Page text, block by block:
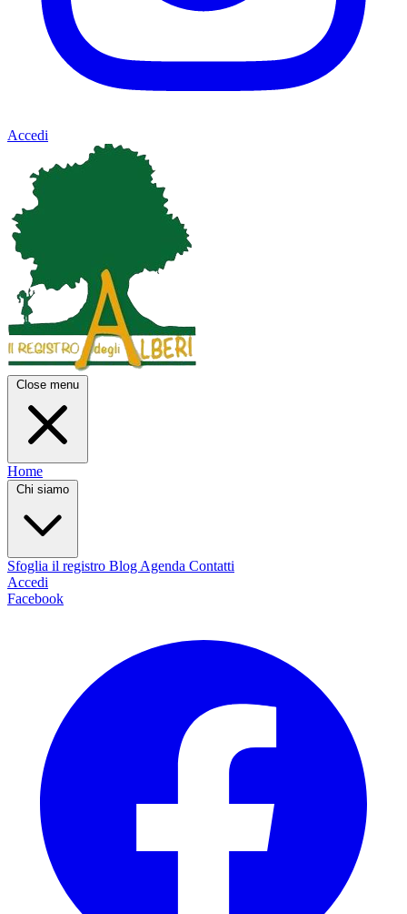
Accedi
Close menu
Home
Chi siamo
Sfoglia il registro Blog Agenda Contatti
Accedi
Facebook